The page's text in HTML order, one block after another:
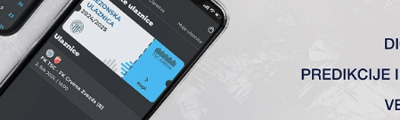
FK TSC
VS
OFK Vršac
1 : 0